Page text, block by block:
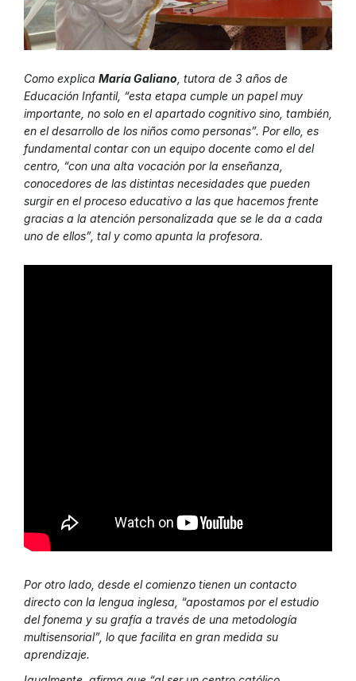
Como explica María Galiano , tutora de 3 años de
Educación Infantil, “esta etapa cumple un papel muy
importante, no solo en el apartado cognitivo sino, también,
en el desarrollo de los niños como personas”. Por ello, es
fundamental contar con un equipo docente como el del
centro, “con una alta vocación por la enseñanza,
conocedores de las distintas necesidades que pueden
surgir en el proceso educativo a las que hacemos frente
gracias a la atención personalizada que se le da a cada
uno de ellos”, tal y como apunta la profesora.
Por otro lado, desde el comienzo tienen un contacto
directo con la lengua inglesa, “apostamos por el estudio
del fonema y su grafía a través de una metodología
multisensorial”, lo que facilita en gran medida su
aprendizaje.